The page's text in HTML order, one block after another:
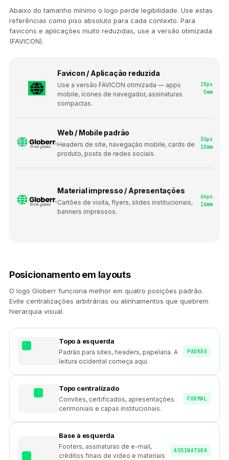
Abaixo do tamanho mínimo o logo perde legibilidade. Use estas
referências como piso absoluto para cada contexto. Para
favicons e aplicações muito reduzidas, use a versão otimizada
(FAVICON).
Favicon / Aplicação reduzida
Use a versão FAVICON otimizada — apps
mobile, ícones de navegador, assinaturas
compactas.
20px
5mm
Web / Mobile padrão
Headers de site, navegação mobile, cards de
produto, posts de redes sociais.
36px
10mm
Material impresso / Apresentações
Cartões de visita, flyers, slides institucionais,
banners impressos.
64px
16mm
Posicionamento em layouts
O logo Globerr funciona melhor em quatro posições padrão.
Evite centralizações arbitrárias ou alinhamentos que quebrem
hierarquia visual.
Topo à esquerda
Padrão para sites, headers, papelaria. A
leitura ocidental começa aqui.
PADRÃO
Topo centralizado
Convites, certificados, apresentações
cerimoniais e capas institucionais.
FORMAL
Base à esquerda
Footers, assinaturas de e-mail,
créditos finais de vídeo e materiais
ASSINATURA